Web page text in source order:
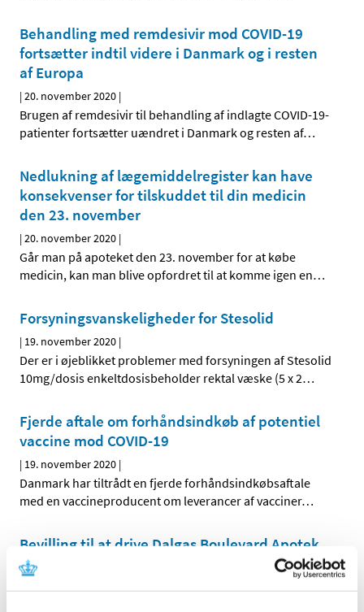
Behandling med remdesivir mod COVID-19
fortsætter indtil videre i Danmark og i resten
af Europa
|20. november 2020 |
Brugen af remdesivir til behandling af indlagte COVID-19-
patienter fortsætter uændret i Danmark og resten af…
Nedlukning af lægemiddelregister kan have
konsekvenser for tilskuddet til din medicin
den 23. november
|20. november 2020 |
Går man på apoteket den 23. november for at købe
medicin, kan man blive opfordret til at komme igen en…
Forsyningsvanskeligheder for Stesolid
| 19. november 2020 |
Der er i øjeblikket problemer med forsyningen af Stesolid
10mg/dosis enkeltdosisbeholder rektal væske (5 x 2…
Fjerde aftale om forhåndsindkøb af potentiel
vaccine mod COVID-19
| 19. november 2020 |
Danmark har tiltrådt en fjerde forhåndsindkøbsaftale
med en vaccineproducent om leverancer af vacciner…
Bevilling til at drive Dalgas Boulevard Apotek
|18. november 2020